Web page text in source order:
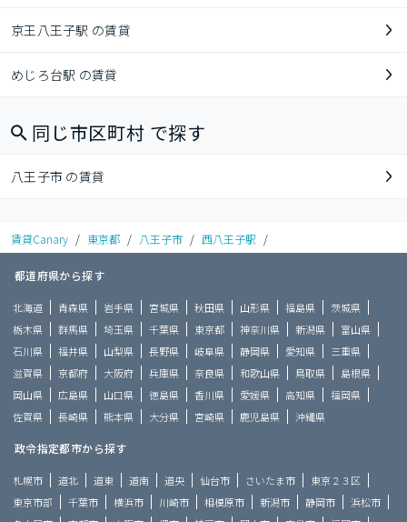
京王八王子駅 の賃貸
めじろ台駅 の賃貸
同じ市区町村 で探す
八王子市 の賃貸
賃貸Canary / 東京都 / 八王子市 / 西八王子駅 /
都道府県から探す
北海道 青森県 岩手県 宮城県 秋田県 山形県 福島県
茨城県
栃木県
群馬県 埼玉県 千葉県 東京都 神奈川県 新潟県
富山県
石川県
福井県 山梨県 長野県 岐阜県 静岡県 愛知県
三重県
滋賀県
京都府 大阪府 兵庫県 奈良県 和歌山県 鳥取県
島根県
岡山県
広島県 山口県 徳島県 香川県 愛媛県 高知県
福岡県
佐賀県
長崎県 熊本県 大分県 宮崎県 鹿児島県 沖縄県
政令指定都市から探す
札幌市 道北 道東 道南 道央 仙台市 さいたま市
東京２３区
東京市部
千葉市 横浜市 川崎市 相模原市 新潟市 静岡市
浜松市